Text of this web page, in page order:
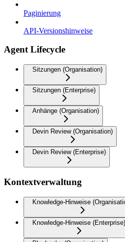
Paginierung
API-Versionshinweise
Agent Lifecycle
Sitzungen (Organisation)
Sitzungen (Enterprise)
Anhänge (Organisation)
Devin Review (Organisation)
Devin Review (Enterprise)
Kontextverwaltung
Knowledge-Hinweise
Knowledge-Hinweise (Enterprise)